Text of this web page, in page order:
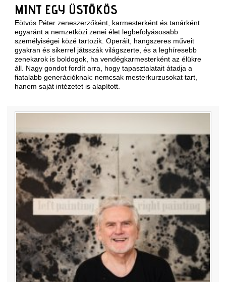
MINT EGY ÜSTÖKÖS
Eötvös Péter zeneszerzőként, karmesterként és tanárként
egyaránt a nemzetközi zenei élet legbefolyásosabb
személyiségei közé tartozik. Operáit, hangszeres műveit
gyakran és sikerrel játsszák világszerte, és a leghíresebb
zenekarok is boldogok, ha vendégkarmesterként az élükre
áll. Nagy gondot fordít arra, hogy tapasztalatait átadja a
fiatalabb generációknak: nemcsak mesterkurzusokat tart,
hanem saját intézetet is alapított.